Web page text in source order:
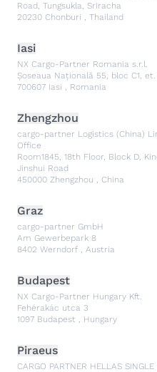
Road, Tungsukla, Sriracha
20230 Chonburi , Thailand
Iasi
NX Cargo-Partner Romania s.r.l.
Șoseaua Națională 55, bloc C1,
700607 Iasi , Romania
Zhengzhou
cargo-partner Logistics (China)
Office
Room1845, 18th Floor, Block D,
Jinshui Road
450000 Zhengzhou , China
Graz
cargo-partner GmbH
Am Gewerbepark 8
8402 Werndorf , Austria
Budapest
NX Cargo-Partner Hungary Kft.
Fehérakác utca 3
1097 Budapest , Hungary
Piraeus
CARGO PARTNER HELLAS SINGLE